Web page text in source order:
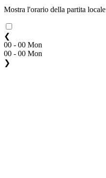
Mostra l'orario della partita locale
❮
00 - 00 Mon
00 - 00 Mon
❯